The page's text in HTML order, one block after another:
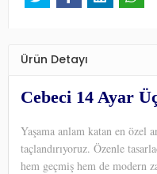
Ürün Detayı
Cebeci 14 Ayar
Yaşama anlam katan en özel
taçlandırıyoruz. Özenle
hem geçmiş hem de modern